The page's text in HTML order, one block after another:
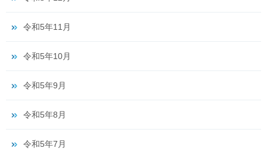
令和5年11月
令和5年10月
令和5年9月
令和5年8月
令和5年7月